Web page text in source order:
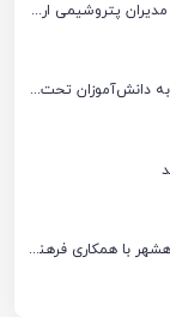
غبارروبی مزار شهدا در ماهشهر با حضور مدیران پتروشیمی اروند و مسئولان شهری
پتروشیمی اروند ۹۸۵ بسته نوشت‌افزار به دانش‌آموزان تحت پوشش کمیته امداد بندرماهشهر اهدا کرد
سمینارهای فرهنگی و آموزشی در بندرماهشهر با همکاری فرهنگ‌سرای پتروشیمی مارون